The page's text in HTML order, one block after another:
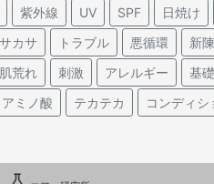
紫外線 UV SPF 日焼け
カサ トラブル 悪循環 新
肌荒れ 刺激 アレルギー
基
アミノ酸 テカテカ コンディシ